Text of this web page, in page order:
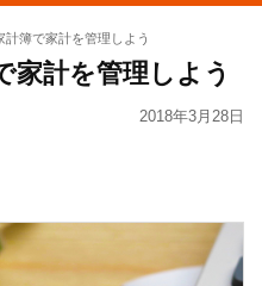
計簿で家計を管理しよう
家計を管理しよう
2018年3月28日